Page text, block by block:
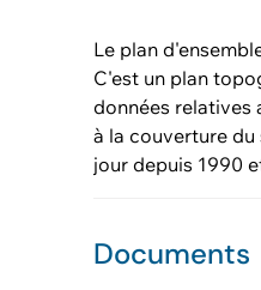
Le plan
C'est un plan
données relatives
à la couverture du
jour depuis 1990
Documents